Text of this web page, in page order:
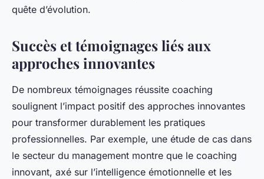
quête d’évolution.
Succès et témoignages liés aux
approches innovantes
De nombreux témoignages réussite coaching
soulignent l’impact positif des approches innovantes
pour transformer durablement les pratiques
professionnelles. Par exemple, une étude de cas dans
le secteur du management montre que le coaching
innovant, axé sur l’intelligence émotionnelle et les